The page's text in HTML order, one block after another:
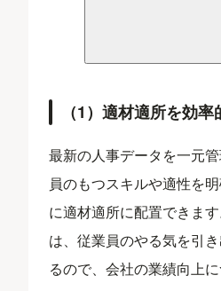
（1）適材適所を効
最新の人事データを一元
員のもつスキルや適性を
に適材適所に配置できま
は、従業員のやる気を引
るので、会社の業績向上に